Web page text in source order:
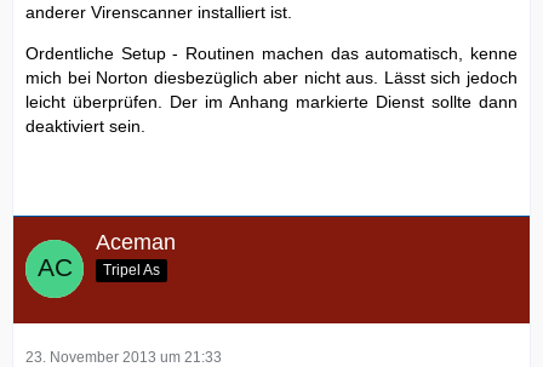
anderer Virenscanner installiert ist.
Ordentliche Setup - Routinen machen das automatisch, kenne
mich bei Norton diesbezüglich aber nicht aus. Lässt sich jedoch
leicht überprüfen. Der im Anhang markierte Dienst sollte dann
deaktiviert sein.
Aceman
Tripel As
23. November 2013 um 21:33